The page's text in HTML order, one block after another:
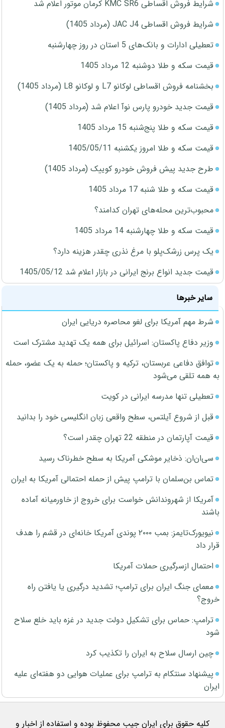
شرایط فروش اقساطی KMC SR6 کرمان موتور اعلام شد
شرایط فروش اقساطی JAC J4 (مرداد 1405)
تعطیلی ادارات و بانک‌های 5 استان در روز چهارشنبه
قیمت سکه و طلا دوشنبه 12 مرداد 1405
بخشنامه فروش اقساطی لوکانو L7 و لوکانو L8 (مرداد 1405)
قیمت جدید خودرو پارس نوآ اعلام شد (مرداد 1405)
قیمت سکه و طلا پنج‌شنبه 15 مرداد 1405
قیمت سکه و طلا امروز یکشنبه 1405/05/11
طرح جدید پیش فروش خودرو کوییک (مرداد 1405)
قیمت سکه و طلا شنبه 17 مرداد 1405
محبوب‌ترین محله‌های تهران کدامند؟
قیمت سکه و طلا چهارشنبه 14 مرداد 1405
یک پرس زرشک‌پلو با مرغ نذری چقدر هزینه دارد؟
قیمت جدید انواع برنج ایرانی در بازار اعلام شد 1405/05/12
سایر خبرها
شرط مهم آمریکا برای لغو محاصره دریایی ایران
وزیر دفاع پاکستان: اسرائیل برای همه یک تهدید مشترک است
توافق دفاعی عربستان، ترکیه و پاکستان؛ حمله به یک عضو، حمله
به همه تلقی می‌شود
تعطیلی تنها مدرسه ایرانی در کویت
قبل از شروع آیلتس، سطح واقعی زبان انگلیسی خود را بدانید
قیمت آپارتمان در منطقه 22 تهران چقدر است؟
سی‌ان‌ان: ذخایر موشکی آمریکا به سطح خطرناک رسید
تماس بن‌سلمان با ترامپ پیش از حمله احتمالی آمریکا به ایران
آمریکا از شهروندانش خواست برای خروج از خاورمیانه آماده
باشند
نیویورک‌تایمز: بمب ۲۰۰۰ پوندی آمریکا خانه‌ای در قشم را هدف
قرار داد
احتمال ازسرگیری حملات آمریکا
معمای جنگ ایران برای ترامپ؛ تشدید درگیری یا یافتن راه
خروج؟
ترامپ: حماس برای تشکیل دولت جدید در غزه باید خلع سلاح
شود
چین ارسال سلاح به ایران را تکذیب کرد
پیشنهاد سنتکام به ترامپ برای عملیات هوایی دو هفته‌ای علیه
ایران
کلیه حقوق برای ایران جیب محفوظ بوده و استفاده از اخبار و